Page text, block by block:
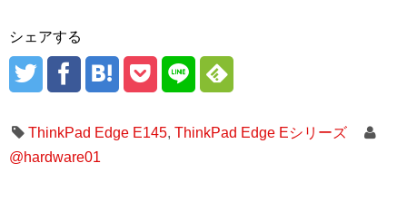
シェアする
ThinkPad Edge E145, ThinkPad Edge Eシリーズ
@hardware01